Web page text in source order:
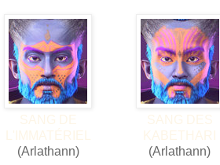
SANG DE
L'IMMATÉRIEL
(Arlathann)
SANG DES
KABETHARI
(Arlathann)